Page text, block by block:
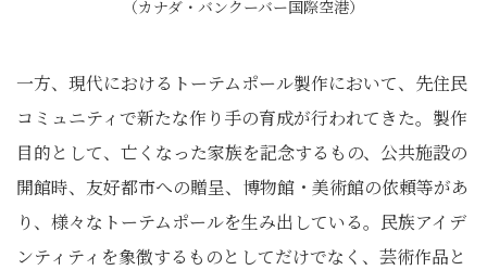
（カナダ・バンクーバー国際空港）
一方、現代におけるトーテムポール製作において、先住民
コミュニティで新たな作り手の育成が行われてきた。製作
目的として、亡くなった家族を記念するもの、公共施設の
開館時、友好都市への贈呈、博物館・美術館の依頼等があ
り、様々なトーテムポールを生み出している。民族アイデ
ンティティを象徴するものとしてだけでなく、芸術作品と